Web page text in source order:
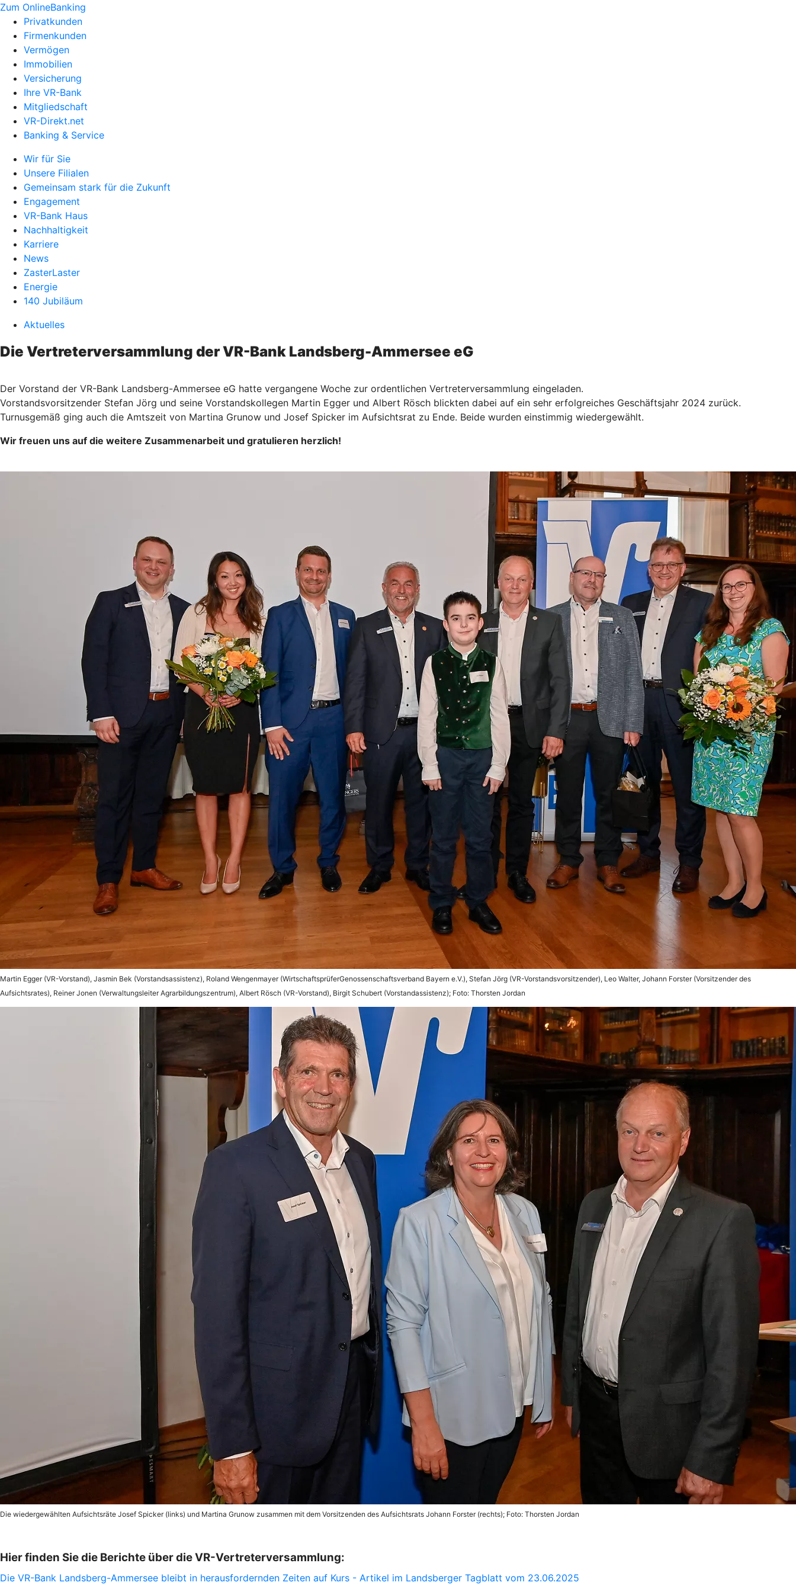
Zum OnlineBanking
Privatkunden
Firmenkunden
Vermögen
Immobilien
Versicherung
Ihre VR-Bank
Mitgliedschaft
VR-Direkt.net
Banking & Service
Wir für Sie
Unsere Filialen
Gemeinsam stark für die Zukunft
Engagement
VR-Bank Haus
Nachhaltigkeit
Karriere
News
ZasterLaster
Energie
140 Jubiläum
Aktuelles
Die Vertreterversammlung der VR-Bank Landsberg-Ammersee eG
Der Vorstand der VR-Bank Landsberg-Ammersee eG hatte vergangene Woche zur ordentlichen Vertreterversammlung eingeladen.
Vorstandsvorsitzender Stefan Jörg und seine Vorstandskollegen Martin Egger und Albert Rösch blickten dabei auf ein sehr erfolgreiches Geschäftsjahr 2024 zurück.
Turnusgemäß ging auch die Amtszeit von Martina Grunow und Josef Spicker im Aufsichtsrat zu Ende. Beide wurden einstimmig wiedergewählt.
Wir freuen uns auf die weitere Zusammenarbeit und gratulieren herzlich!
Martin Egger (VR-Vorstand), Jasmin Bek (Vorstandsassistenz), Roland Wengenmayer (WirtschaftsprüferGenossenschaftsverband Bayern e.V.), Stefan Jörg (VR-Vorstandsvorsitzender), Leo Walter, Johann Forster (Vorsitzender des
Aufsichtsrates), Reiner Jonen (Verwaltungsleiter Agrarbildungszentrum), Albert Rösch (VR-Vorstand), Birgit Schubert (Vorstandassistenz); Foto: Thorsten Jordan
Die wiedergewählten Aufsichtsräte Josef Spicker (links) und Martina Grunow zusammen mit dem Vorsitzenden des Aufsichtsrats Johann Forster (rechts); Foto: Thorsten Jordan
Hier finden Sie die Berichte über die VR-Vertreterversammlung:
Die VR-Bank Landsberg-Ammersee bleibt in herausfordernden Zeiten auf Kurs - Artikel im Landsberger Tagblatt vom 23.06.2025